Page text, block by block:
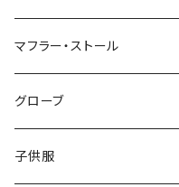
50/XL～
48/L
50/XL～
46/M
48/L
50/XL～
～44/S
46/M
48/L
マフラー・ストール
グローブ
子供服